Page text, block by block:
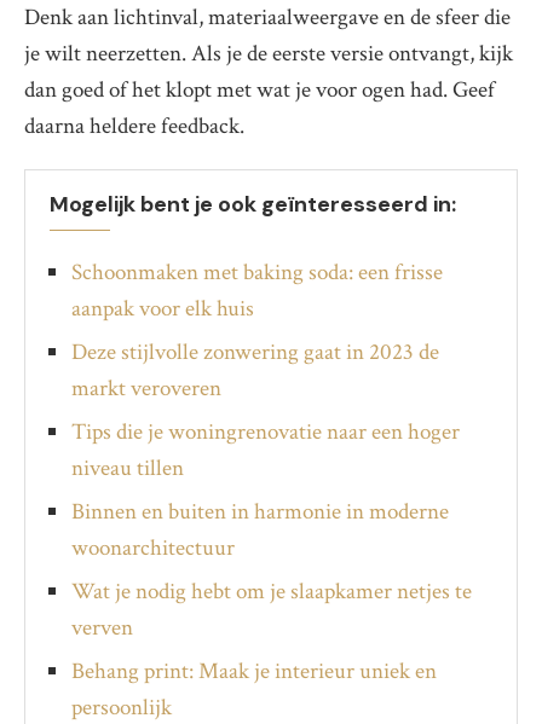
Denk aan lichtinval, materiaalweergave en de sfeer die
je wilt neerzetten. Als je de eerste versie ontvangt, kijk
dan goed of het klopt met wat je voor ogen had. Geef
daarna heldere feedback.
Mogelijk bent je ook geïnteresseerd in:
Schoonmaken met baking soda: een frisse
aanpak voor elk huis
Deze stijlvolle zonwering gaat in 2023 de
markt veroveren
Tips die je woningrenovatie naar een hoger
niveau tillen
Binnen en buiten in harmonie in moderne
woonarchitectuur
Wat je nodig hebt om je slaapkamer netjes te
verven
Behang print: Maak je interieur uniek en
persoonlijk